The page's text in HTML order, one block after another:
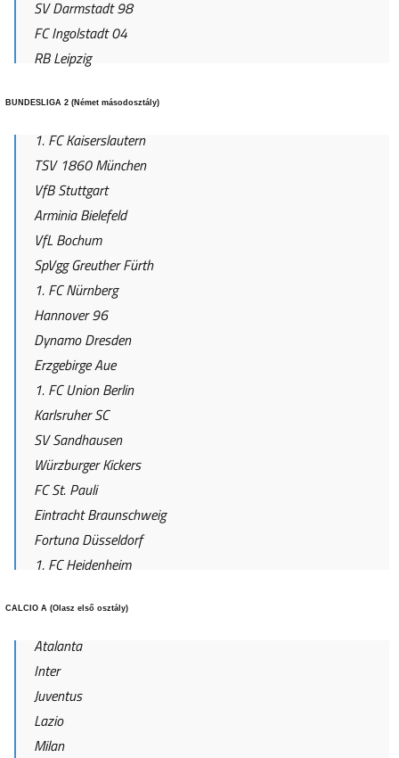
SV Darmstadt 98
FC Ingolstadt 04
RB Leipzig
BUNDESLIGA 2 (Német másodosztály)
1. FC Kaiserslautern
TSV 1860 München
VfB Stuttgart
Arminia Bielefeld
VfL Bochum
SpVgg Greuther Fürth
1. FC Nürnberg
Hannover 96
Dynamo Dresden
Erzgebirge Aue
1. FC Union Berlin
Karlsruher SC
SV Sandhausen
Würzburger Kickers
FC St. Pauli
Eintracht Braunschweig
Fortuna Düsseldorf
1. FC Heidenheim
CALCIO A (Olasz első osztály)
Atalanta
Inter
Juventus
Lazio
Milan